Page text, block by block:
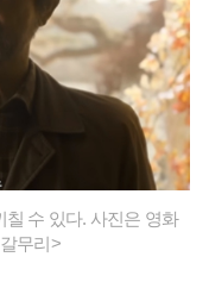
수 있다. 사진은 영화
무리>